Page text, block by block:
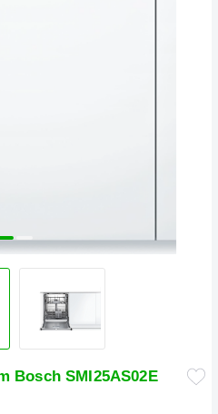
Bosch SMI25AS02E